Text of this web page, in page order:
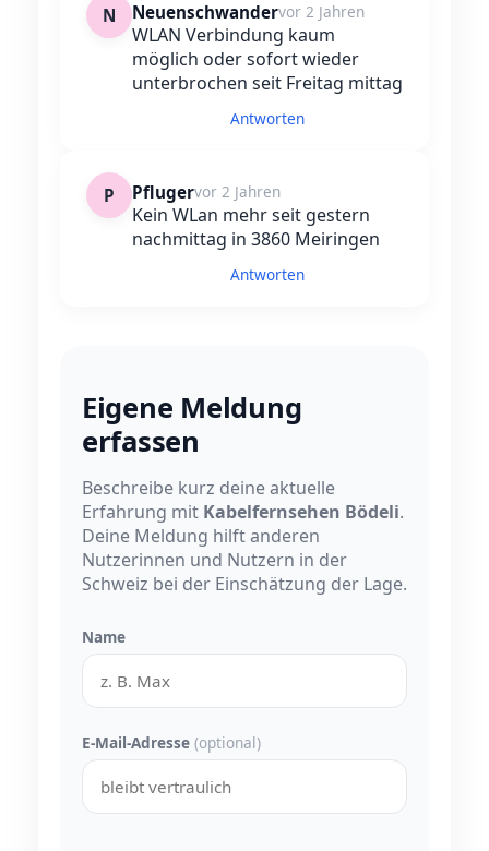
N Neuenschwandervor 2 Jahren
WLAN Verbindung kaum
möglich oder sofort wieder
unterbrochen seit Freitag mittag
Antworten
P Pflugervor 2 Jahren
Kein WLan mehr seit gestern
nachmittag in 3860 Meiringen
Antworten
Eigene Meldung
erfassen
Beschreibe kurz deine aktuelle
Erfahrung mit Kabelfernsehen Bödeli.
Deine Meldung hilft anderen
Nutzerinnen und Nutzern in der
Schweiz bei der Einschätzung der Lage.
Name
E-Mail-Adresse (optional)